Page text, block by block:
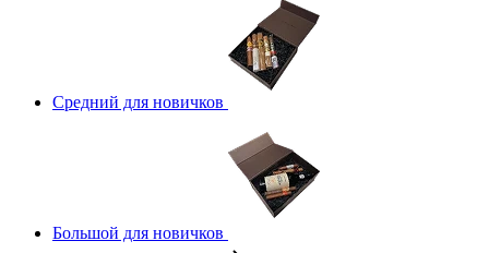
Средний для новичков
Большой для новичков